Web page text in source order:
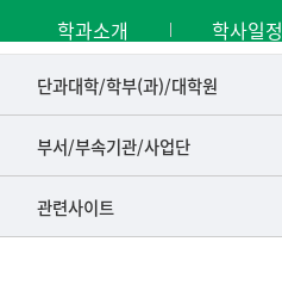
학과소개 학사일정
단과대학/학부(과)/대학원
■인문대학
▷국어국문학부
▷일본어·일본학과
부서/부속기관/사업단
공동기기센터
공학교육혁신센터
관련사이트
건강가정지원센터
교수협의회